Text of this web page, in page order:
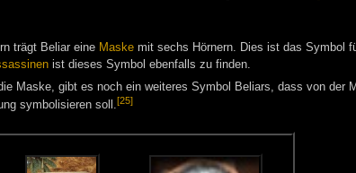
trägt Beliar eine Maskemit sechs Hörnern. Dies ist das Symbol
ist dieses Symbol ebenfalls zu finden.
Maske, gibt es noch ein weiteres Symbol Beliars, dass von
symbolisieren soll.[25]